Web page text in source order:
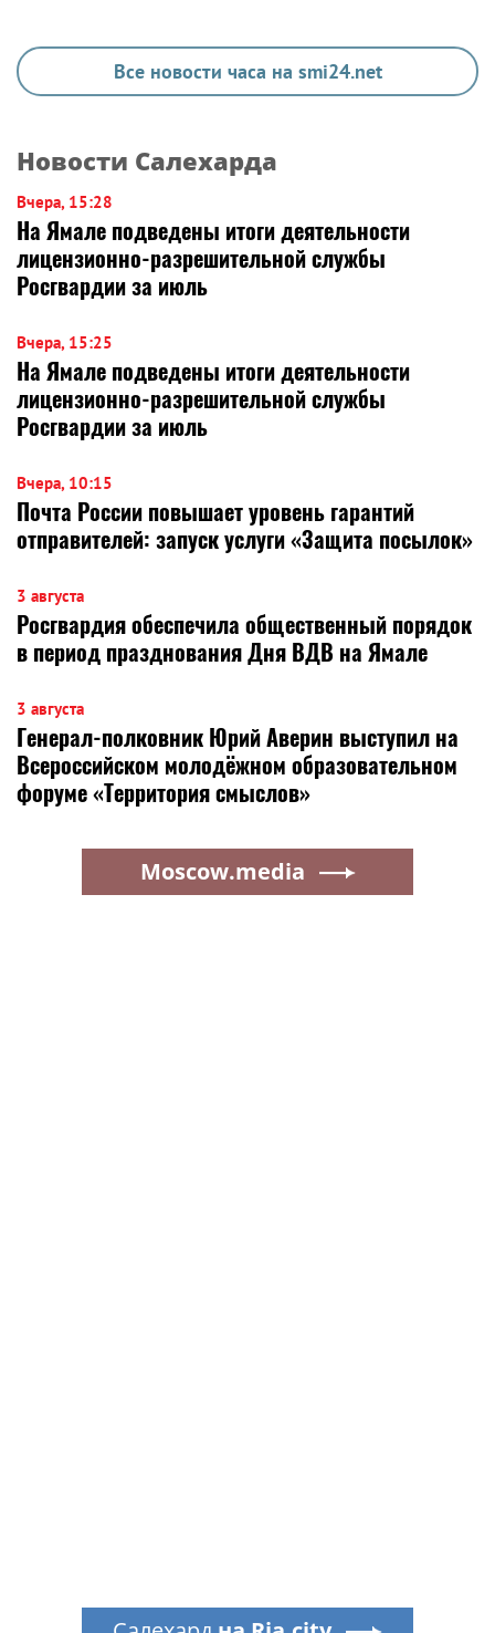
Все новости часа на smi24.net
Новости Салехарда
Вчера, 15:28
На Ямале подведены итоги деятельности
лицензионно-разрешительной службы
Росгвардии за июль
Вчера, 15:25
На Ямале подведены итоги деятельности
лицензионно-разрешительной службы
Росгвардии за июль
Вчера, 10:15
Почта России повышает уровень гарантий
отправителей: запуск услуги «Защита посылок»
3 августа
Росгвардия обеспечила общественный порядок
в период празднования Дня ВДВ на Ямале
3 августа
Генерал-полковник Юрий Аверин выступил на
Всероссийском молодёжном образовательном
форуме «Территория смыслов»
Moscow.media